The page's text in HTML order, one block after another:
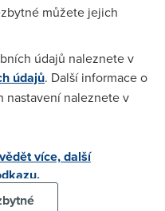
pouzit tenhle web na
telekomu, jestli
mi
nevím.
můžete jejich
údajů naleznete v
údajů. Další informace o
nastavení naleznete v
více, další